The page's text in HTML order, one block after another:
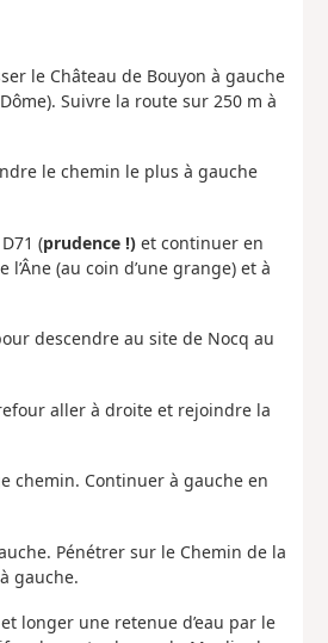
le Château de Bouyon à gauche
Suivre la route sur 250 m à
le chemin le plus à gauche
(prudence !)et continuer en
(au coin d’une grange) et à
descendre au site de Nocq au
aller à droite et rejoindre la
Continuer à gauche en
Pénétrer sur le Chemin de la
gauche.
longer une retenue d’eau par le